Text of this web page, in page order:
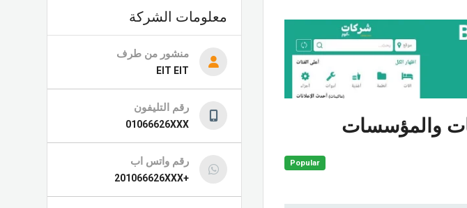
والمؤسسات
Popular
معلومات الشركة
منشور من طرف
EIT EIT
رقم التليفون
01066626XXX
رقم واتس اب
+201066626XXX